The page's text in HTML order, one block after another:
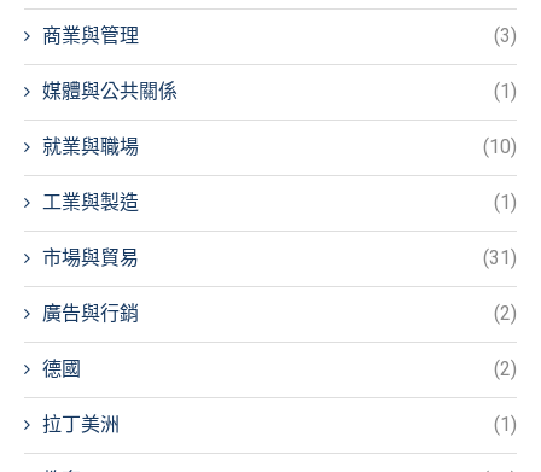
商業與管理 (3)
媒體與公共關係 (1)
就業與職場 (10)
工業與製造 (1)
市場與貿易 (31)
廣告與行銷 (2)
德國 (2)
拉丁美洲 (1)